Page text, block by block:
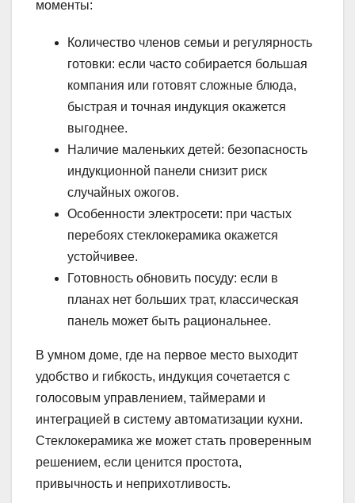
моменты:
Количество членов семьи и регулярность
готовки: если часто собирается большая
компания или готовят сложные блюда,
быстрая и точная индукция окажется
выгоднее.
Наличие маленьких детей: безопасность
индукционной панели снизит риск
случайных ожогов.
Особенности электросети: при частых
перебоях стеклокерамика окажется
устойчивее.
Готовность обновить посуду: если в
планах нет больших трат, классическая
панель может быть рациональнее.
В умном доме, где на первое место выходит
удобство и гибкость, индукция сочетается с
голосовым управлением, таймерами и
интеграцией в систему автоматизации кухни.
Стеклокерамика же может стать проверенным
решением, если ценится простота,
привычность и неприхотливость.